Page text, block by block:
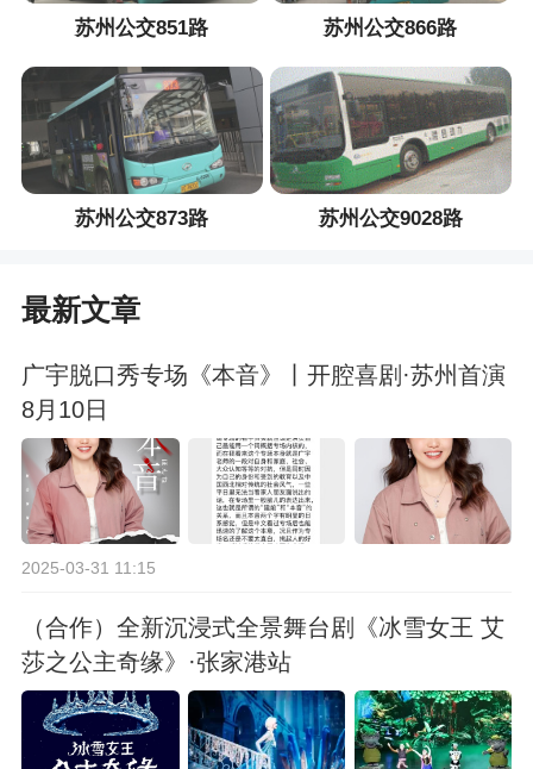
苏州公交851路 苏州公交866路
苏州公交873路 苏州公交9028路
最新文章
广宇脱口秀专场《本音》丨开腔喜剧·苏州首演
8月10日
2025-03-31 11:15
（合作）全新沉浸式全景舞台剧《冰雪女王 艾
莎之公主奇缘》·张家港站